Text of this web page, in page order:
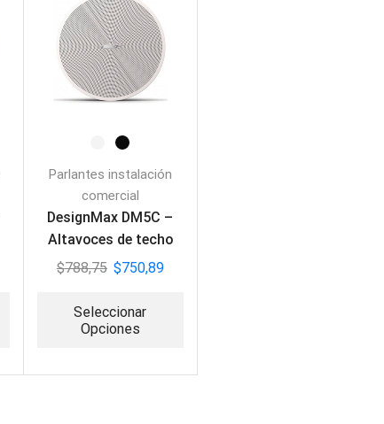
Parlantes instalación
comercial
DesignMax DM5C –
Altavoces de techo
(PAR)
$788,75 $750,89
Seleccionar
Opciones